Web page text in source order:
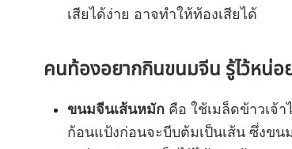
เสียได้ง่าย อาจทำให้ท้องเสียได้
คนท้องอยากกินขนมจีน รู้ไว้หน่อ
ขนมจีนเส้นหมัก คือ ใช้เมล็ดข้าวเจ้
ก้อนแป้งก่อนจะบีบต้มเป็นเส้น ซึ่งข